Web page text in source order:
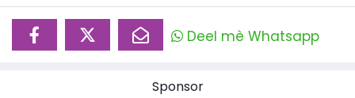
Deel mè Whatsapp
Sponsor